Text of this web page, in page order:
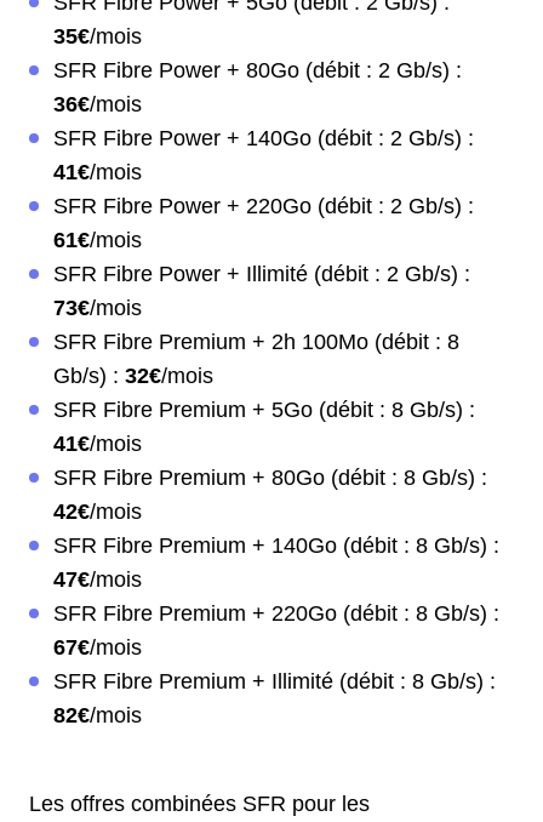
35€/mois
SFR Fibre Power + 80Go (débit : 2 Gb/s) :
36€/mois
SFR Fibre Power + 140Go (débit : 2 Gb/s) :
41€/mois
SFR Fibre Power + 220Go (débit : 2 Gb/s) :
61€/mois
SFR Fibre Power + Illimité (débit : 2 Gb/s) :
73€/mois
SFR Fibre Premium + 2h 100Mo (débit : 8
Gb/s) : 32€/mois
SFR Fibre Premium + 5Go (débit : 8 Gb/s) :
41€/mois
SFR Fibre Premium + 80Go (débit : 8 Gb/s) :
42€/mois
SFR Fibre Premium + 140Go (débit : 8 Gb/s) :
47€/mois
SFR Fibre Premium + 220Go (débit : 8 Gb/s) :
67€/mois
SFR Fibre Premium + Illimité (débit : 8 Gb/s) :
82€/mois
Les offres combinées SFR pour les